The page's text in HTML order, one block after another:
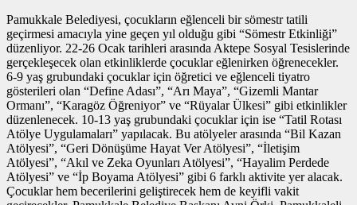
Pamukkale Belediyesi, çocukların eğlenceli bir sömestr tatili
geçirmesi amacıyla yine geçen yıl olduğu gibi “Sömestr Etkinliği”
düzenliyor. 22-26 Ocak tarihleri arasında Aktepe Sosyal Tesislerinde
gerçekleşecek olan etkinliklerde çocuklar eğlenirken öğrenecekler.
6-9 yaş grubundaki çocuklar için öğretici ve eğlenceli tiyatro
gösterileri olan “Define Adası”, “Arı Maya”, “Gizemli Mantar
Ormanı”, “Karagöz Öğreniyor” ve “Rüyalar Ülkesi” gibi etkinlikler
düzenlenecek. 10-13 yaş grubundaki çocuklar için ise “Tatil Rotası
Atölye Uygulamaları” yapılacak. Bu atölyeler arasında “Bil Kazan
Atölyesi”, “Geri Dönüşüme Hayat Ver Atölyesi”, “İletişim
Atölyesi”, “Akıl ve Zeka Oyunları Atölyesi”, “Hayalim Perdede
Atölyesi” ve “İp Boyama Atölyesi” gibi 6 farklı aktivite yer alacak.
Çocuklar hem becerilerini geliştirecek hem de keyifli vakit